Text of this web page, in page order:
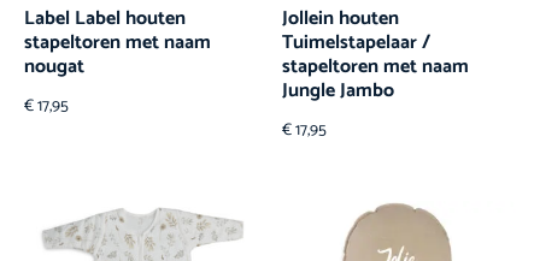
Label Label houten
stapeltoren met naam
nougat
€17,95
Jollein houten
Tuimelstapelaar /
stapeltoren met naam
Jungle Jambo
€17,95